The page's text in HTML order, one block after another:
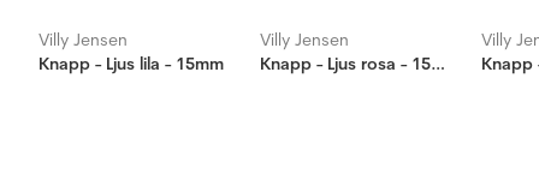
Villy Jensen
Knapp - Ljus lila - 15mm
Villy Jensen
Knapp - Ljus rosa - 15mm
Villy
Knapp